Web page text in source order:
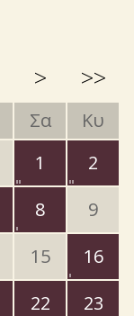
> >>
Σα
Κυ
1
2
8
9
15
16
22
23